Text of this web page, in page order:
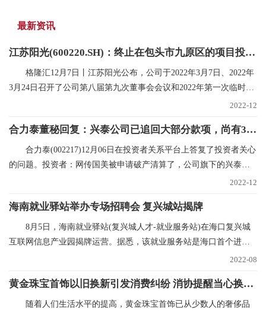
最新资讯
江苏阳光(600220.SH)：终止在包头市九原区的项目投资规划
格隆汇12月7日丨江苏阳光公布，公司于2022年3月7日、2022年
3月24日召开了公司第八届第九次董事会会议和2022年第一次临时股
2022-12
合力泰董秘回复：兴泰公司已追回大部分款项，尚有300多万未支付，已申请财产保全|世界焦点
合力泰(002217)12月06日在投资者关系平台上答复了投资者关心
的问题。投资者：网传国美被申请破产清算了，公司旗下的兴泰和
2022-12
海南就业驿站举办专场招聘会 复兴城站揭牌
8月5日，海南就业驿站(复兴城人才-就业服务站)在海口复兴城
互联网信息产业园揭牌运营。据悉，该就业服务站是海口首个进驻
2022-08
黄金珠宝首饰以旧换新引发消费纠纷 消协提醒当心换购回购“陷阱”
随着人们生活水平的提高，黄金珠宝首饰已从少数人的奢侈品